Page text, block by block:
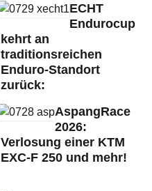
ECHT
Endurocup
kehrt an
traditionsreichen
Enduro-Standort
zurück:
AspangRace
2026:
Verlosung einer KTM
EXC-F 250 und mehr!